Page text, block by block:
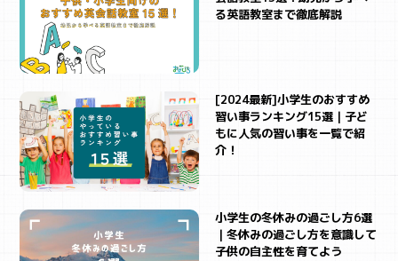
る英語教室まで徹底解説
[2024最新]小学生のおすすめ
習い事ランキング15選｜子ど
もに人気の習い事を一覧で紹
介！
小学生の冬休みの過ごし方6選
｜冬休みの過ごし方を意識して
子供の自主性を育てよう